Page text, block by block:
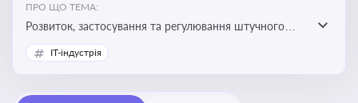
ПРО ЩО ТЕМА:
Розвиток, застосування та регулювання штучного
інтелекту в різних сферах — від управління бізнесом
до державного сектора
IT-індустрія